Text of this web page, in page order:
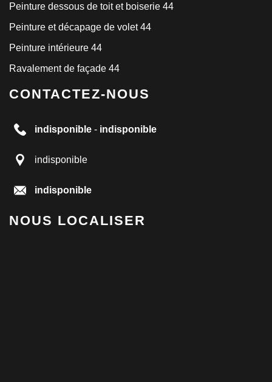
Peinture dessous de toit et boiserie 44
Peinture et décapage de volet 44
Peinture intérieure 44
Ravalement de façade 44
CONTACTEZ-NOUS
indisponible - indisponible
indisponible
indisponible
NOUS LOCALISER